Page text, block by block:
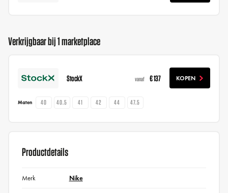
Verkrijgbaar bij 1 marketplace
StockX vanaf € 137 KOPEN
Maten 40 40.5 41 42 44 47.5
Productdetails
Merk Nike